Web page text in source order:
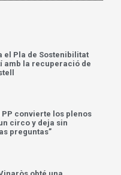
el Pla de Sostenibilitat
amb la recuperació de
PP convierte los plenos
circo y deja sin
preguntas”